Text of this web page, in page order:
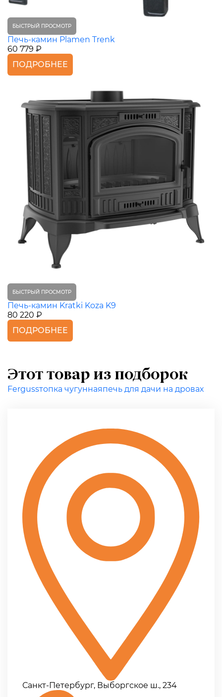
БЫСТРЫЙ ПРОСМОТР
Печь-камин Plamen Trenk
60 779 ₽
ПОДРОБНЕЕ
БЫСТРЫЙ ПРОСМОТР
Печь-камин Kratki Koza K9
80 220 ₽
ПОДРОБНЕЕ
Этот товар из подборок
Fergussтопка чугуннаяпечь для дачи на дровах
Санкт-Петербург, Выборгское ш., 234